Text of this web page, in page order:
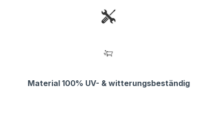
Material 100% UV- & witterungsbeständig